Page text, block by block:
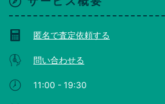
匿名で査定依頼する
問い合わせる
11:00 - 19:30